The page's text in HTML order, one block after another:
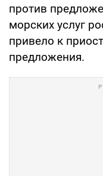
против
морских услуг
привело к
предложения.